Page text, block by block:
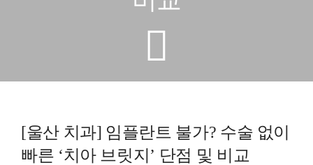
일반진료
상담예약
[울산 치과] 임플란트 불가? 수술 없이
빠른 ‘치아 브릿지’ 단점 및 비교